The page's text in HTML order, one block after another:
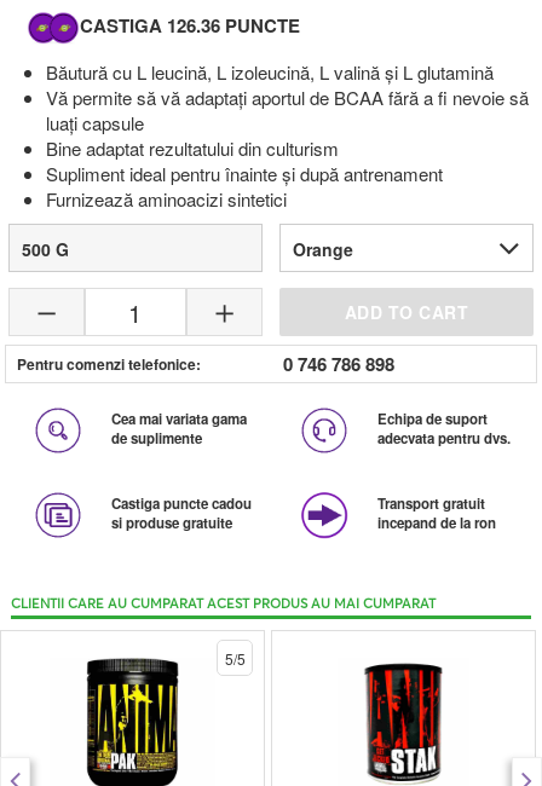
CASTIGA 126.36 PUNCTE
Băutură cu L leucină, L izoleucină, L valină și L glutamină
Vă permite să vă adaptați aportul de BCAA fără a fi nevoie să
luați capsule
Bine adaptat rezultatului din culturism
Supliment ideal pentru înainte și după antrenament
Furnizează aminoacizi sintetici
500 G Orange
1 ADD TO CART
Pentru comenzi telefonice: 0 746 786 898
Cea mai variata gama
de suplimente
Echipa de suport
adecvata pentru dvs.
Castiga puncte cadou
si produse gratuite
Transport gratuit
incepand de la ron
CLIENTII CARE AU CUMPARAT ACEST PRODUS AU MAI CUMPARAT
5/5